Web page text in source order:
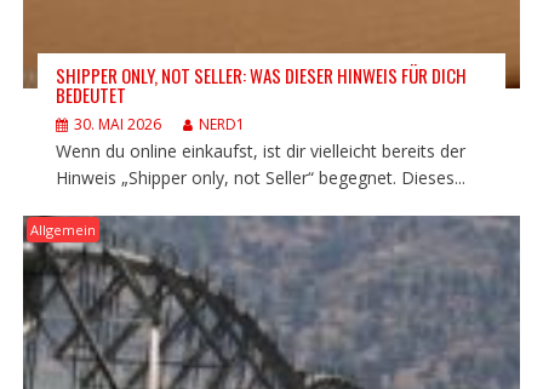
SHIPPER ONLY, NOT SELLER: WAS DIESER HINWEIS FÜR DICH
BEDEUTET
30. MAI 2026 NERD1
Wenn du online einkaufst, ist dir vielleicht bereits der
Hinweis „Shipper only, not Seller“ begegnet. Dieses...
Allgemein